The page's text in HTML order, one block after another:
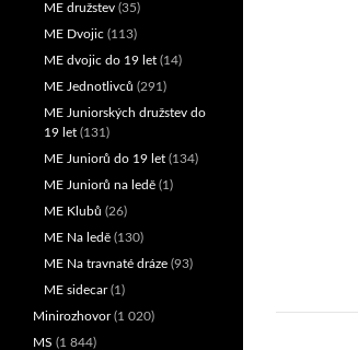
ME družstev (35)
ME Dvojic (113)
ME dvojic do 19 let (14)
ME Jednotlivců (291)
ME Juniorských družstev do
19 let (131)
ME Juniorů do 19 let (134)
ME Juniorů na ledě (1)
ME Klubů (26)
ME Na ledě (130)
ME Na travnaté dráze (93)
ME sidecar(1)
Minirozhovor(1 020)
MS (1 844)